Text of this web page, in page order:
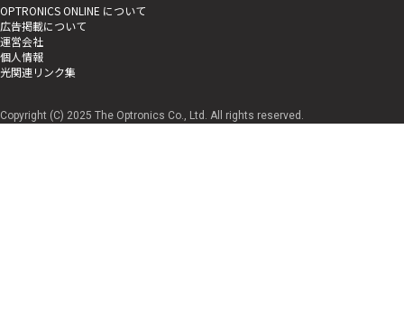
OPTRONICS ONLINE について
広告掲載について
運営会社
個人情報
光関連リンク集
Copyright (C) 2025 The Optronics Co., Ltd. All rights reserved.